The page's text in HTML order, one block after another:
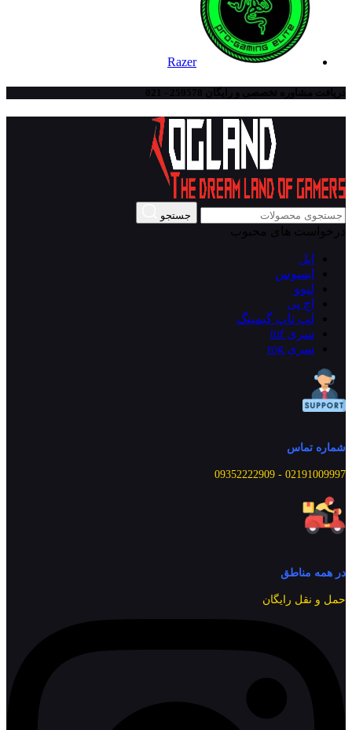
Razer
دریافت مشاوره تخصصی و رایگان 259578 - 021
جستجو
درخواست های محبوب
اپل
ایسوس
لنوو
اچ پی
لپ تاپ گیمینگ
سری tuf
سری rog
شماره تماس
02191009997 - 09352222909
در همه مناطق
حمل و نقل رایگان